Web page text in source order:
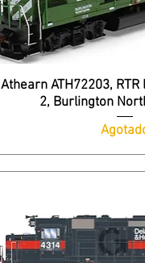
Athearn ATH72203,
2, Burlington